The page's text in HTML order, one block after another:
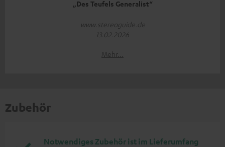
„Des Teufels Generalist“
www.stereoguide.de
13.02.2026
Mehr...
Zubehör
Notwendiges Zubehör ist im Lieferumfang